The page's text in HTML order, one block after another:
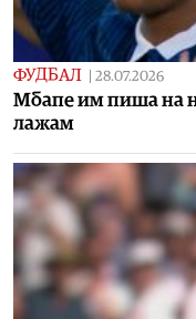
ФУДБАЛ | 28.07.2026
Mбапе им пиша на
лажам